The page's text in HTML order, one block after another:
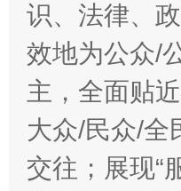
识、法律、
效地为公众/
主，全面贴
大众/民众/全
交往；展现“